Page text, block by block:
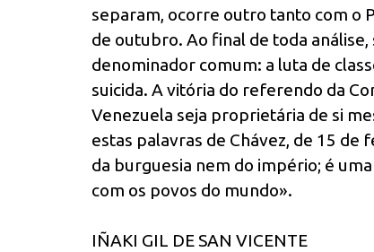
separam, ocorre outro tanto com o
de outubro. Ao final de toda
denominador comum: a luta de
suicida. A vitória do referendo da
Venezuela seja proprietária de si
estas palavras de Chávez, de 15
da burguesia nem do império; é
com os povos do mundo».
IÑAKI GIL DE SAN VICENTE